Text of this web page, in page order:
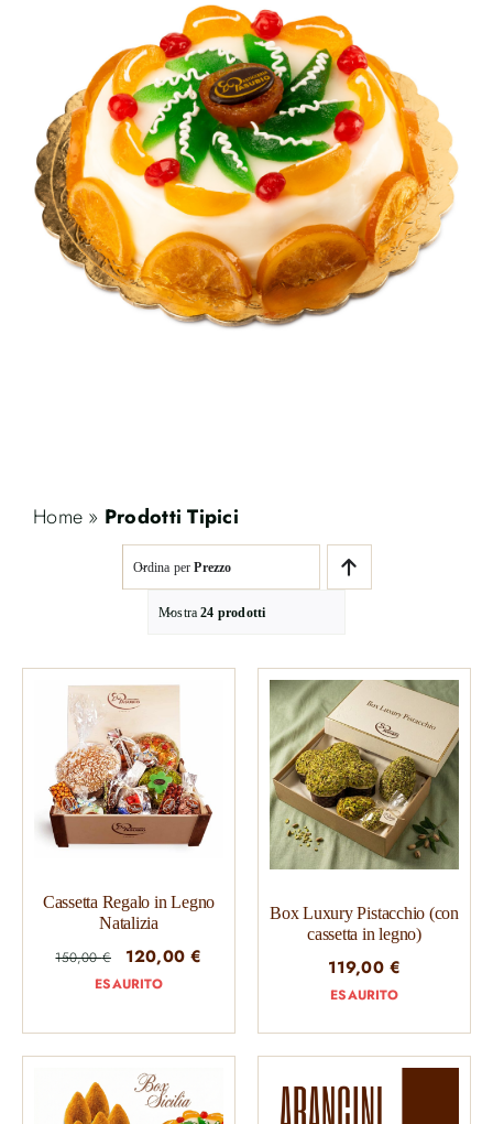
Cerca
per:
Home » Prodotti Tipici
Ordina perPrezzo
Mostra24 prodotti
Cassetta Regalo in Legno
Natalizia
150,00€
Il
prezzo
era:
150,00 €.
120,00€
è:
120,00 €.
ESAURITO
Box Luxury Pistacchio (con
cassetta in legno)
119,00€
ESAURITO